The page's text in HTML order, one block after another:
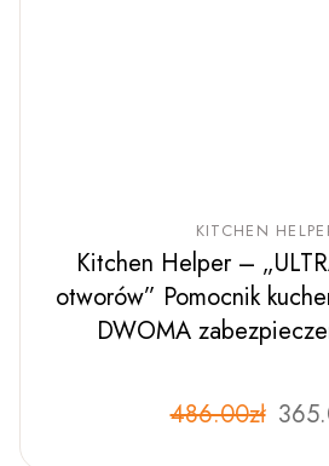
KITCHEN
Kitchen Helper –
otworów” Pomocnik
DWOMA
486.00zł
Pierwotna
Aktualna Ten
produkt